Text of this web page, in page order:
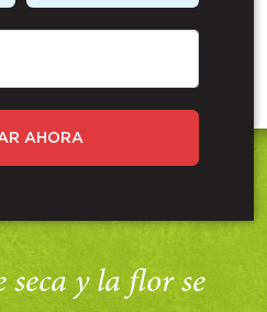
AHORA
seca y la flor se